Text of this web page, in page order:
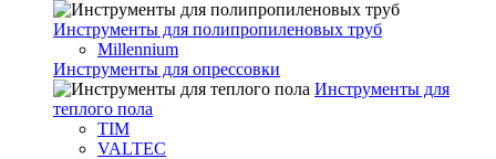
Инструменты для полипропиленовых труб
Millennium
Инструменты для опрессовки
Инструменты для
теплого пола
TIM
VALTEC